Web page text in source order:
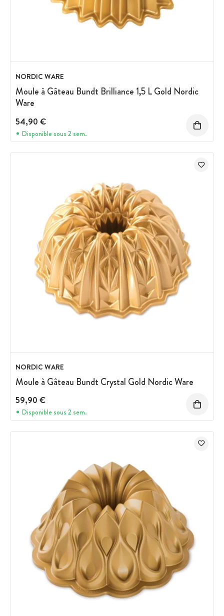
NORDIC WARE
Moule à Gâteau Bundt Brilliance 1,5 L Gold Nordic
Ware
54,90 €
Disponible sous 2 sem.
NORDIC WARE
Moule à Gâteau Bundt Crystal Gold Nordic Ware
59,90 €
Disponible sous 2 sem.